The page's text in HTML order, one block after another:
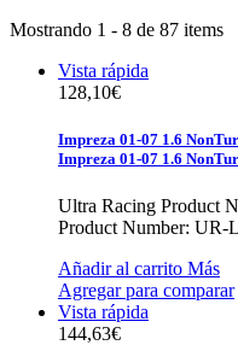
Mostrando 1 - 8 de 87 items
Vista rápida
128,10€
Impreza 01-07 1.6
Impreza 01-07 1.6
Ultra Racing Product
Product Number: UR-
Añadir al carrito Más
Agregar para comparar
Vista rápida
144,63€